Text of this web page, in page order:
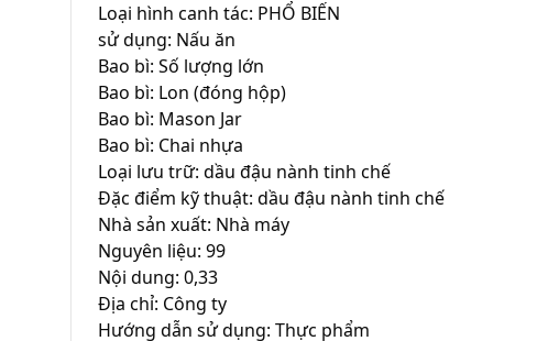
Loại hình canh tác: PHỔ BIẾN
sử dụng: Nấu ăn
Bao bì: Số lượng lớn
Bao bì: Lon (đóng hộp)
Bao bì: Mason Jar
Bao bì: Chai nhựa
Loại lưu trữ: dầu đậu nành tinh chế
Đặc điểm kỹ thuật: dầu đậu nành tinh chế
Nhà sản xuất: Nhà máy
Nguyên liệu: 99
Nội dung: 0,33
Địa chỉ: Công ty
Hướng dẫn sử dụng: Thực phẩm